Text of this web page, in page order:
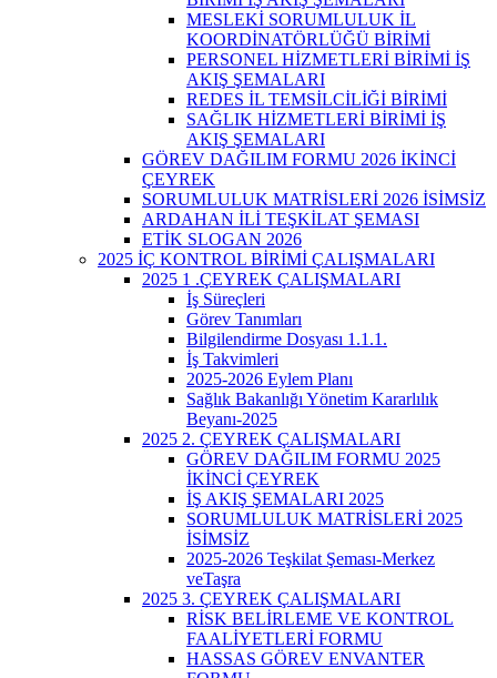
MESLEKİ SORUMLULUK İL
KOORDİNATÖRLÜĞÜ BİRİMİ
PERSONEL HİZMETLERİ BİRİMİ İŞ
AKIŞ ŞEMALARI
REDES İL TEMSİLCİLİĞİ BİRİMİ
SAĞLIK HİZMETLERİ BİRİMİ İŞ
AKIŞ ŞEMALARI
GÖREV DAĞILIM FORMU 2026 İKİNCİ
ÇEYREK
SORUMLULUK MATRİSLERİ 2026 İSİMSİZ
ARDAHAN İLİ TEŞKİLAT ŞEMASI
ETİK SLOGAN 2026
2025 İÇ KONTROL BİRİMİ ÇALIŞMALARI
2025 1 .ÇEYREK ÇALIŞMALARI
İş Süreçleri
Görev Tanımları
Bilgilendirme Dosyası 1.1.1.
İş Takvimleri
2025-2026 Eylem Planı
Sağlık Bakanlığı Yönetim Kararlılık
Beyanı-2025
2025 2. ÇEYREK ÇALIŞMALARI
GÖREV DAĞILIM FORMU 2025
İKİNCİ ÇEYREK
İŞ AKIŞ ŞEMALARI 2025
SORUMLULUK MATRİSLERİ 2025
İSİMSİZ
2025-2026 Teşkilat Şeması-Merkez
veTaşra
2025 3. ÇEYREK ÇALIŞMALARI
RİSK BELİRLEME VE KONTROL
FAALİYETLERİ FORMU
HASSAS GÖREV ENVANTER